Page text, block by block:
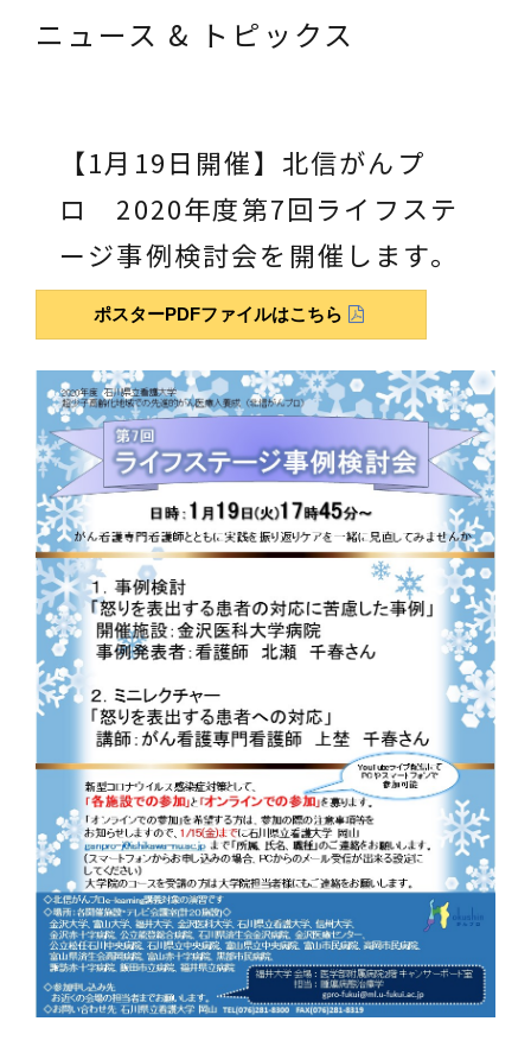
ニュース & トピックス
【1月19日開催】北信がんプ
ロ 2020年度第7回ライフステ
ージ事例検討会を開催します。
ポスターPDFファイルはこちら